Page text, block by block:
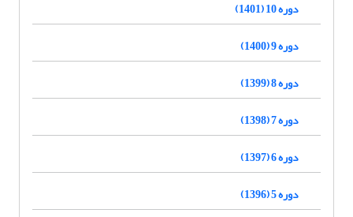
دوره 10 (1401)
دوره 9 (1400)
دوره 8 (1399)
دوره 7 (1398)
دوره 6 (1397)
دوره 5 (1396)